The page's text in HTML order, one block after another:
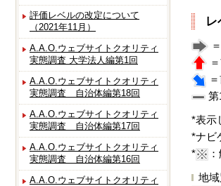
評価レベルの改定について
（2021年11月）
A.A.O.ウェブサイトクオリティ
実態調査 大学法人編第1回
A.A.O.ウェブサイトクオリティ
実態調査 自治体編第18回
A.A.O.ウェブサイトクオリティ
実態調査 自治体編第17回
A.A.O.ウェブサイトクオリティ
実態調査 自治体編第16回
A.A.O.ウェブサイトクオリティ
レ
第
*表示
*ナビ
*
地域